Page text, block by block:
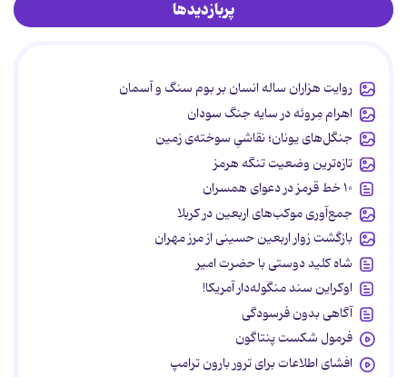
پربازدیدها
روایت هزاران ساله انسان بر بوم سنگ و آسمان
اهرام مِروئه در سایه جنگ سودان
جنگل‌های یونان؛ نقاشیِ سوخته‌ی زمین
تازه‌ترین وضعیت تنگه هرمز
۱۰ خط قرمز در دعوای همسران
جمع‌آوری موکب‌های اربعین در کربلا
بازگشت زوار اربعین حسینی از مرز مهران
شاه کلید دوستی با حضرت امیر
اوکراین سند منگوله‌دار آمریکا!
آگاهی بدون فرسودگی
فرمول شکست پنتاگون
افشای اطلاعات برای ترور بارون ترامپ